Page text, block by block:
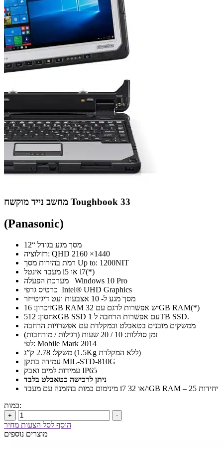
מחשב נייד מוקשח Toughbook 33
(Panasonic)
מסך מגע בגודל “12
רזולוציה: QHD 2160 ×1440
רמת בהירות מסך Up to: 1200NIT
מעבד אינטל i5 או i7(*)
מערכת הפעלה Windows 10 Pro
כרטיס גרפי Intel® UHD Graphics
מסך מגע ל- 10 אצבעות ועט דיגיטייזר
זיכרון: 16GB RAM יש אפשרות לדגם עם 32GB RAM(*)
אחסון: 512GB SSD עם אפשרות הרחבה ל 1TB SSD.
ממשקים מובנים בטאבלט ובמקלדת עם אפשרויות הרחבה
זמן סוללות: 10 / 20 שעות (רגילות / מורחבות)
לפי: Mobile Mark 2014
משקל: 2.78 ק”ג (1.5Kg ללא המקלדת)
עמידה בתקן MIL-STD-810G
עמידות למים ואבק IP65
ניתן לרכישה כטאבלט בלבד
מינימום כמות בהזמנה עם מעבד i7 ו/או 32GB RAM – 25 יחידות
כמות:
+ -
הוסף לסל הצעות מחיר
מוצרים נוספים